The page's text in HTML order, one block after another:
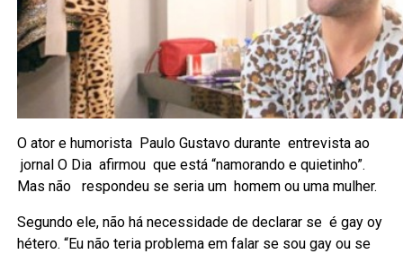
O ator e humorista Paulo Gustavo durante entrevista ao
jornal O Dia afirmou que está “namorando e quietinho”.
Mas não respondeu se seria um homem ou uma mulher.
Segundo ele, não há necessidade de declarar se é gay oy
hétero. “Eu não teria problema em falar se sou gay ou se